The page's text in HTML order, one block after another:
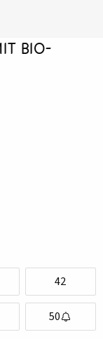
Bio-
42
50